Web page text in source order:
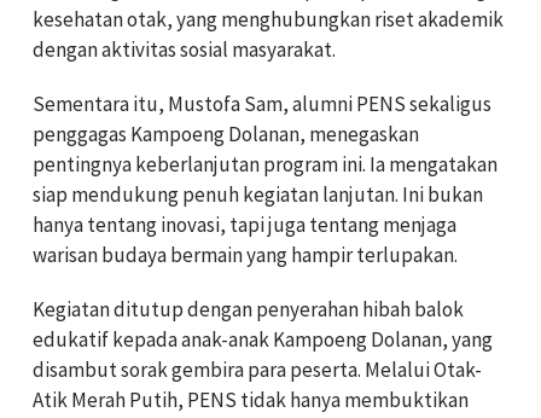
kesehatan otak, yang menghubungkan riset akademik
dengan aktivitas sosial masyarakat.
Sementara itu, Mustofa Sam, alumni PENS sekaligus
penggagas Kampoeng Dolanan, menegaskan
pentingnya keberlanjutan program ini. Ia mengatakan
siap mendukung penuh kegiatan lanjutan. Ini bukan
hanya tentang inovasi, tapi juga tentang menjaga
warisan budaya bermain yang hampir terlupakan.
Kegiatan ditutup dengan penyerahan hibah balok
edukatif kepada anak-anak Kampoeng Dolanan, yang
disambut sorak gembira para peserta. Melalui Otak-
Atik Merah Putih, PENS tidak hanya membuktikan